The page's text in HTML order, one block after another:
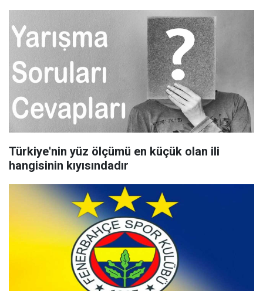
Türkiye'nin yüz ölçümü en küçük olan ili
hangisinin kıyısındadır